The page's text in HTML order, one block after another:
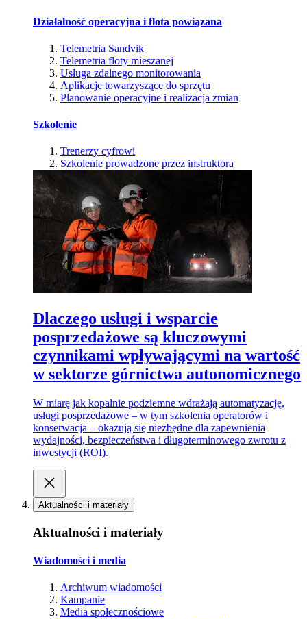
Działalność operacyjna i flota powiązana
Telemetria Sandvik
Telemetria floty mieszanej
Usługa zdalnego monitorowania
Aplikacje towarzyszące do sprzętu
Planowanie operacyjne i realizacja zmian
Szkolenie
Trenerzy cyfrowi
Szkolenie prowadzone przez instruktora
Dlaczego usługi i wsparcie
posprzedażowe są kluczowymi
czynnikami wpływającymi na wartość
w sektorze górnictwa autonomicznego
W miarę jak kopalnie podziemne wdrażają automatyzację,
usługi posprzedażowe – w tym szkolenia operatorów i
konserwacja – okazują się niezbędne dla zapewnienia
wydajności, bezpieczeństwa i długoterminowego zwrotu z
inwestycji (ROI).
Aktualności i materiały
Aktualności i materiały
Wiadomości i media
Archiwum wiadomości
Kampanie
Media społecznościowe